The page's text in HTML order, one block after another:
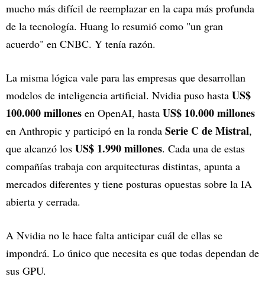
mucho más difícil de reemplazar en la capa más profunda
de la tecnología. Huang lo resumió como "un gran
acuerdo" en CNBC. Y tenía razón.
La misma lógica vale para las empresas que desarrollan
modelos de inteligencia artificial. Nvidia puso hasta US$
100.000 millones en OpenAI, hasta US$ 10.000 millones
en Anthropic y participó en la ronda Serie C de Mistral,
que alcanzó los US$ 1.990 millones. Cada una de estas
compañías trabaja con arquitecturas distintas, apunta a
mercados diferentes y tiene posturas opuestas sobre la IA
abierta y cerrada.
A Nvidia no le hace falta anticipar cuál de ellas se
impondrá. Lo único que necesita es que todas dependan de
sus GPU.